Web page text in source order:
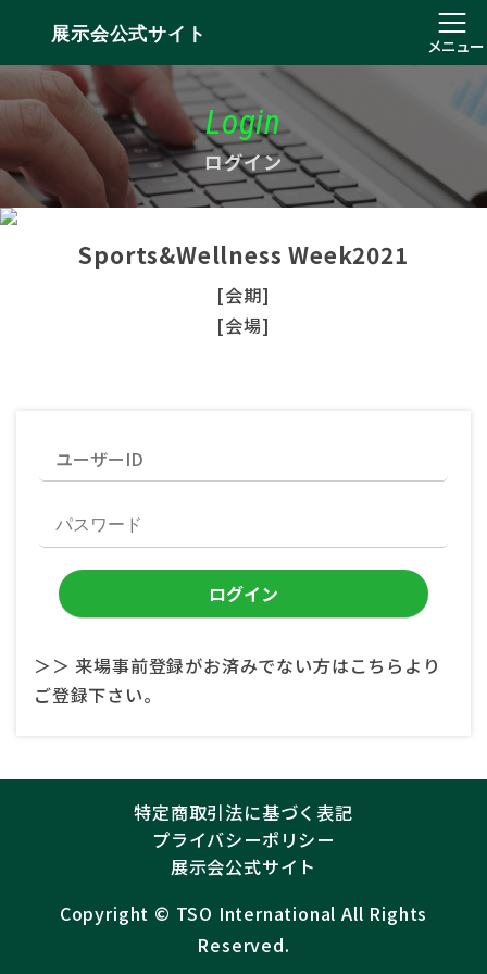
展示会公式サイト
メニュー
Login
ログイン
Sports&Wellness Week2021
[会期]
[会場]
＞＞ 来場事前登録がお済みでない方はこちらより
ご登録下さい。
特定商取引法に基づく表記
プライバシーポリシー
展示会公式サイト
Copyright ©︎ TSO International All Rights
Reserved.